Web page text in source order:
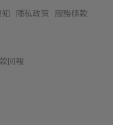
隱私政策 服務條款
回報